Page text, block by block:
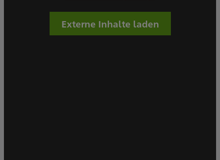
Externe Inhalte laden